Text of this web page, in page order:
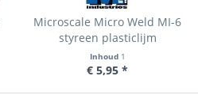
Microscale Micro Weld MI-6
styreen plasticlijm
Inhoud 1
€ 5,95 *